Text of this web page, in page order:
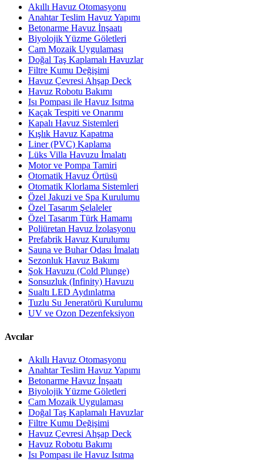
Akıllı Havuz Otomasyonu
Anahtar Teslim Havuz Yapımı
Betonarme Havuz İnşaatı
Biyolojik Yüzme Göletleri
Cam Mozaik Uygulaması
Doğal Taş Kaplamalı Havuzlar
Filtre Kumu Değişimi
Havuz Çevresi Ahşap Deck
Havuz Robotu Bakımı
Isı Pompası ile Havuz Isıtma
Kaçak Tespiti ve Onarımı
Kapalı Havuz Sistemleri
Kışlık Havuz Kapatma
Liner (PVC) Kaplama
Lüks Villa Havuzu İmalatı
Motor ve Pompa Tamiri
Otomatik Havuz Örtüsü
Otomatik Klorlama Sistemleri
Özel Jakuzi ve Spa Kurulumu
Özel Tasarım Şelaleler
Özel Tasarım Türk Hamamı
Poliüretan Havuz İzolasyonu
Prefabrik Havuz Kurulumu
Sauna ve Buhar Odası İmalatı
Sezonluk Havuz Bakımı
Şok Havuzu (Cold Plunge)
Sonsuzluk (Infinity) Havuzu
Sualtı LED Aydınlatma
Tuzlu Su Jeneratörü Kurulumu
UV ve Ozon Dezenfeksiyon
Avcılar
Akıllı Havuz Otomasyonu
Anahtar Teslim Havuz Yapımı
Betonarme Havuz İnşaatı
Biyolojik Yüzme Göletleri
Cam Mozaik Uygulaması
Doğal Taş Kaplamalı Havuzlar
Filtre Kumu Değişimi
Havuz Çevresi Ahşap Deck
Havuz Robotu Bakımı
Isı Pompası ile Havuz Isıtma